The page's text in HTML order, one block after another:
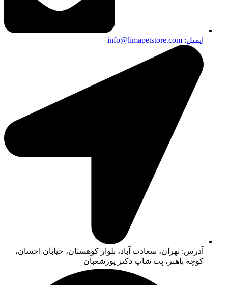
ایمیل: info@limapetstore.com
آدرس: تهران، سعادت آباد، بلوار کوهستان، خیابان احسان،
کوچه باهنر، پت شاپ دکتر پورشعبان